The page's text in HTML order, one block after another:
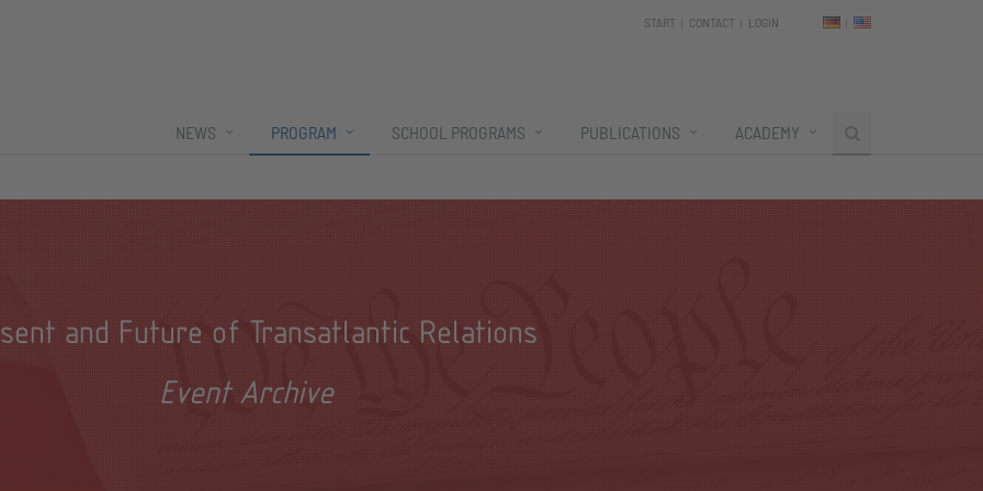
START CONTACT LOGIN
NEWS PROGRAM SCHOOL PROGRAMS PUBLICATIONS ACADEMY
and Future of Transatlantic Relations
Event Archive